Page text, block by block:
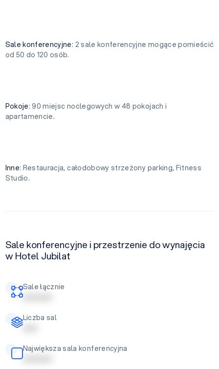
Sale konferencyjne: 2 sale konferencyjne mogące pomieścić
od 50 do 120 osób.
Pokoje: 90 miejsc noclegowych w 48 pokojach i
apartamencie.
Inne: Restauracja, całodobowy strzeżony parking, Fitness
Studio.
Sale konferencyjne i przestrzenie do wynajęcia
w Hotel Jubilat
Sale łącznie
| | | | | | | | | |
Liczba sal
| | | | |
Największa sala konferencyjna
| | | | | | | | | |